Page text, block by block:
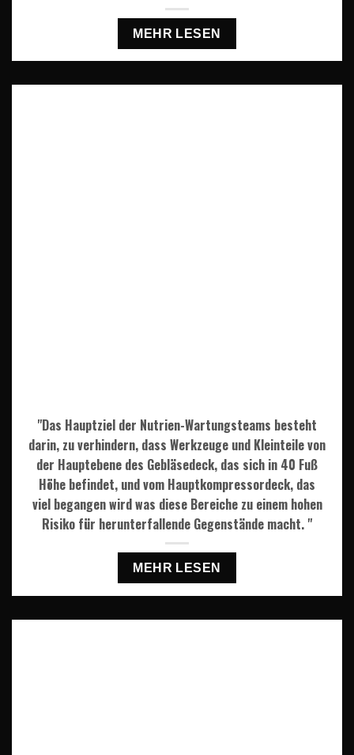
MEHR LESEN
"Das Hauptziel der Nutrien-Wartungsteams besteht
darin, zu verhindern, dass Werkzeuge und Kleinteile von
der Hauptebene des Gebläsedeck, das sich in 40 Fuß
Höhe befindet, und vom Hauptkompressordeck, das
viel begangen wird was diese Bereiche zu einem hohen
Risiko für herunterfallende Gegenstände macht. "
MEHR LESEN